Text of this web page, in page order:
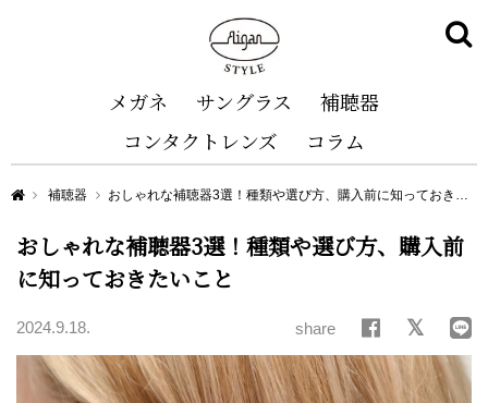
メガネ サングラス
補聴器
コンタクトレンズ
コラム
Aigan STYLE（メガネ・めがね）
補聴器 おしゃれな補聴器3選！種類や選び方、購入前に知っておきたいこと
おしゃれな補聴器3選！種類や選び方、購入前
に知っておきたいこと
2024.9.18. share